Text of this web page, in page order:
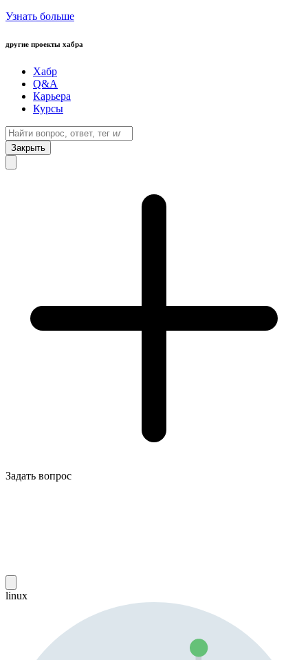
Узнать больше
другие проекты хабра
Хабр
Q&A
Карьера
Курсы
Закрыть
Задать вопрос
linux